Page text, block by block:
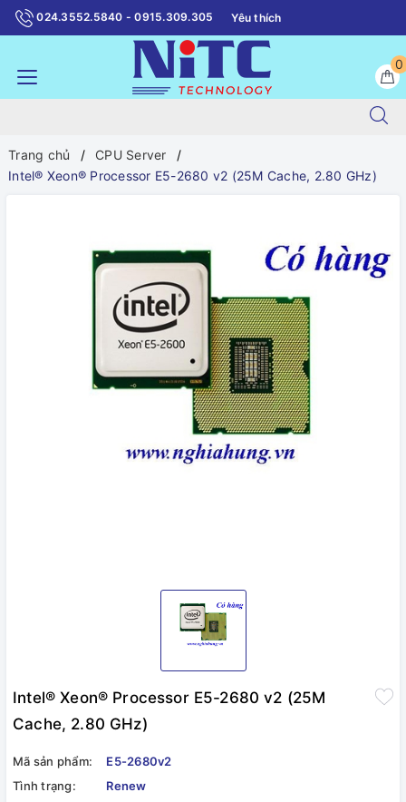
024.3552.5840 - 0915.309.305 Yêu thích
0
Trang chủ
CPU Server
Intel® Xeon® Processor E5-2680 v2 (25M Cache, 2.80 GHz)
Intel® Xeon® Processor E5-2680 v2 (25M
Cache, 2.80 GHz)
Mã sản phẩm:
E5-2680v2
Tình trạng:
Renew